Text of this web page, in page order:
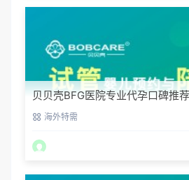
贝贝壳BFG医院专业代孕口碑推
实评价
海外特需